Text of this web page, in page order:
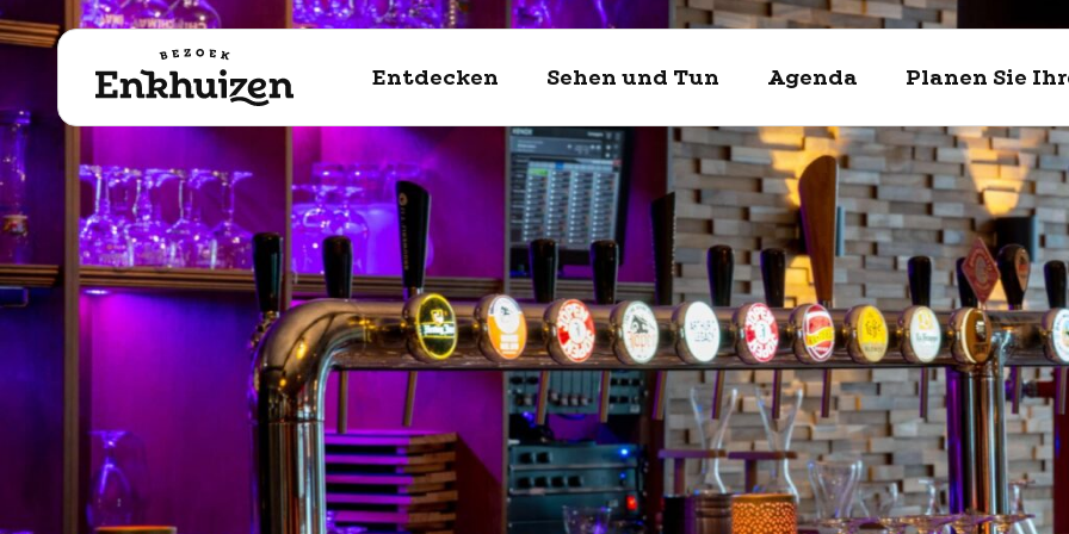
naar de inhoud
Entdecken Sehen und Tun Agenda Planen Sie
Entdecken
Enkhuizen und
Sehen
Was kann
Planen
Touristische